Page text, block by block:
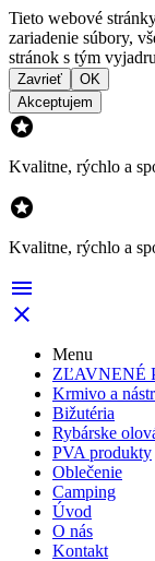
Tieto webové
zariadenie súbory,
stránok s tým
Zavrieť
OK
Akceptujem

Kvalitne, rýchlo a

Kvalitne, rýchlo a


Menu
ZĽAVNENÉ
Krmivo a
Bižutéria
Rybárske
PVA produkty
Oblečenie
Camping
Úvod
O nás
Kontakt